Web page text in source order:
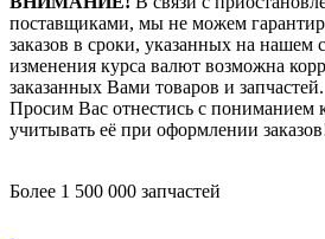
поставщиками, мы не можем
заказов в сроки, указанных на нашем
изменения курса валют возможна
заказанных Вами товаров и запчастей.
Просим Вас отнестись с пониманием
учитывать её при оформлении
Более 1 500 000 запчастей